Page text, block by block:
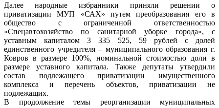
Далее народные избранники приняли решении о
приватизации МУП «САХ» путем преобразования его в
общество с ограниченной ответственностью
«Спецавтохозяйство по санитарной уборке города», с
уставным капиталом 3 335 525, 59 рублей с долей
единственного учредителя – муниципального образования г.
Ковров в размере 100%, номинальной стоимостью доли в
размере уставного капитала. Также депутаты утвердили
состав подлежащего приватизации имущественного
комплекса и перечень объектов, приватизации не
подлежащих.
В продолжение темы реорганизации муниципальных